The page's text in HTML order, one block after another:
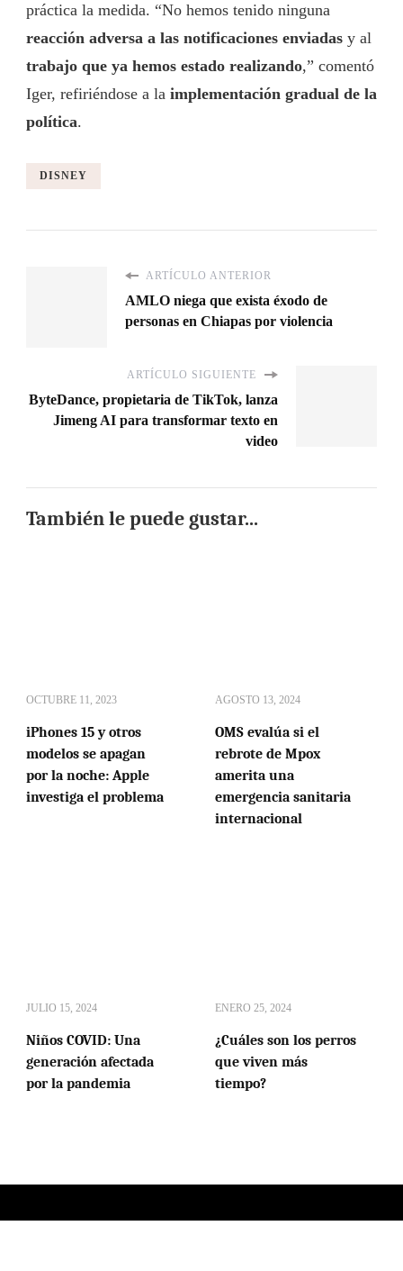
práctica la medida. “No hemos tenido ninguna
reacción adversa a las notificaciones enviadas y al
trabajo que ya hemos estado realizando,” comentó
Iger, refiriéndose a la implementación gradual de la
política.
DISNEY
ARTÍCULO ANTERIOR
AMLO niega que exista éxodo de
personas en Chiapas por violencia
ARTÍCULO SIGUIENTE
ByteDance, propietaria de TikTok, lanza
Jimeng AI para transformar texto en
video
También le puede gustar...
OCTUBRE 11, 2023
iPhones 15 y otros
modelos se apagan
por la noche: Apple
investiga el problema
AGOSTO 13, 2024
OMS evalúa si el
rebrote de Mpox
amerita una
emergencia sanitaria
internacional
JULIO 15, 2024
Niños COVID: Una
generación afectada
por la pandemia
ENERO 25, 2024
¿Cuáles son los perros
que viven más
tiempo?